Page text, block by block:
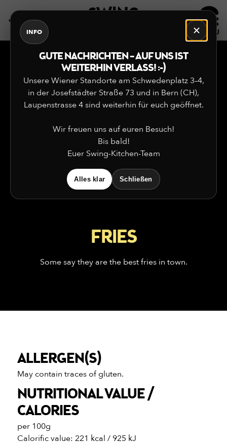
INFO
GUTE NACHRICHTEN – AUF UNS IST
WEITERHIN VERLASS! :-)
Unsere Wiener Standorte am Schwedenplatz 3–4,
in der Josefstädter Straße 73 und in Bern (CH),
Laupenstrasse 4 sind weiterhin für euch geöffnet.
Wir freuen uns auf euren Besuch!
Bis bald!
Euer Swing-Kitchen-Team
Alles klar Schließen
EN
FRIES
Some say they are the best fries in town.
ALLERGEN(S)
May contain traces of gluten.
NUTRITIONAL VALUE /
CALORIES
per 100g
Calorific value: 221 kcal / 925 kJ